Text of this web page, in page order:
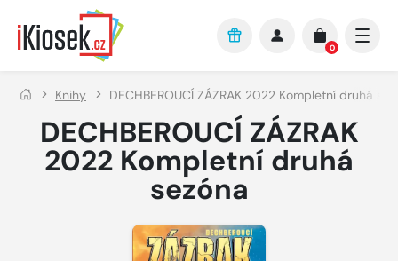
Přejít na hlavní obsah
0
Knihy DECHBEROUCÍ ZÁZRAK 2022 Kompletní druhá
DECHBEROUCÍ ZÁZRAK
2022 Kompletní druhá
sezóna